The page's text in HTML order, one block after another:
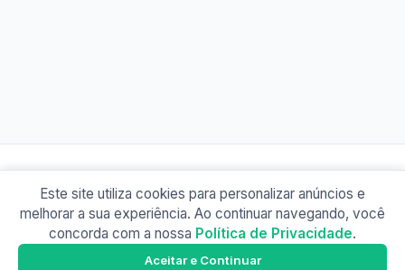
© 2026 Busão BR
Sobre Contato Política de Privacidade
Este site utiliza cookies para personalizar anúncios e
melhorar a sua experiência. Ao continuar navegando, você
concorda com a nossa Política de Privacidade.
Aceitar e Continuar